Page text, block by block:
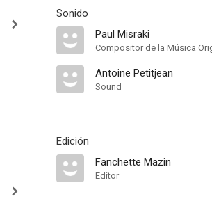
Sonido
Paul Misraki
Compositor de la Música
Antoine Petitjean
Sound
Edición
Fanchette Mazin
Editor